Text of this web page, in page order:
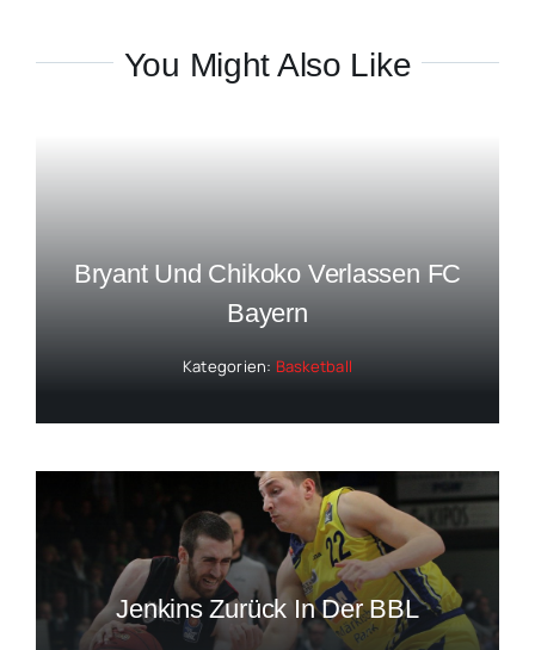
You Might Also Like
Bryant Und Chikoko Verlassen FC
Bayern
Kategorien: Basketball
Jenkins Zurück In Der BBL